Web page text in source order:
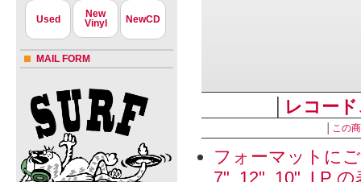
Used
New
Vinyl
NewCD
MAIL FORM
レコー
この
フォーマットに
7", 12", 10", LP